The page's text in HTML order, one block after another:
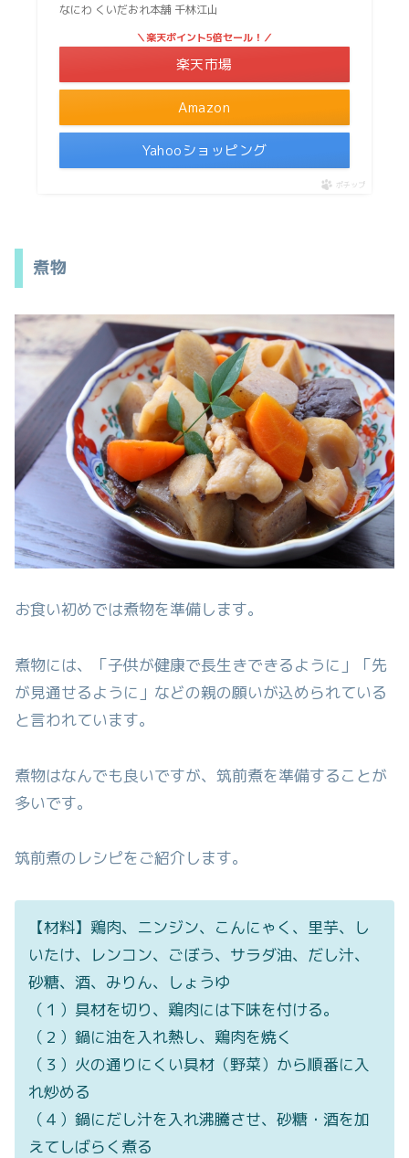
なにわ くいだおれ本舗 千林江山
Amazon
＼楽天ポイント5倍セール！／
楽天市場
Yahooショッピング
ポチップ
煮物
お食い初めでは煮物を準備します。
煮物には、「子供が健康で長生きできるように」「先
が見通せるように」などの親の願いが込められている
と言われています。
煮物はなんでも良いですが、筑前煮を準備することが
多いです。
筑前煮のレシピをご紹介します。
【材料】鶏肉、ニンジン、こんにゃく、里芋、し
いたけ、レンコン、ごぼう、サラダ油、だし汁、
砂糖、酒、みりん、しょうゆ
（１）具材を切り、鶏肉には下味を付ける。
（２）鍋に油を入れ熱し、鶏肉を焼く
（３）火の通りにくい具材（野菜）から順番に入
れ炒める
（４）鍋にだし汁を入れ沸騰させ、砂糖・酒を加
えてしばらく煮る